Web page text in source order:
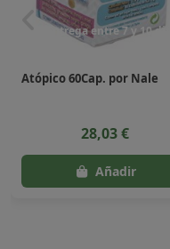
Entrega entre 7 y 10 dias
Atópico 60Cap. por Nale
28,03 €